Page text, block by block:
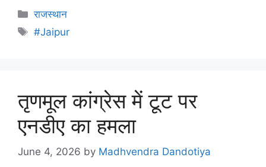
राजस्थान
#Jaipur
तृणमूल कांग्रेस में टूट पर
एनडीए का हमला
June 4, 2026 by Madhvendra Dandotiya